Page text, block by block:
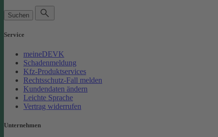
Suchen
Service
meineDEVK
Schadenmeldung
Kfz-Produktservices
Rechtsschutz-Fall melden
Kundendaten ändern
Leichte Sprache
Vertrag widerrufen
Unternehmen